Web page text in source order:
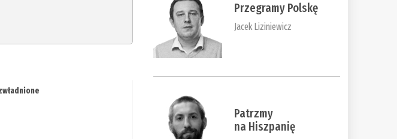
Przegramy Polskę
Jacek Liziniewicz
Patrzmy
na Hiszpanię